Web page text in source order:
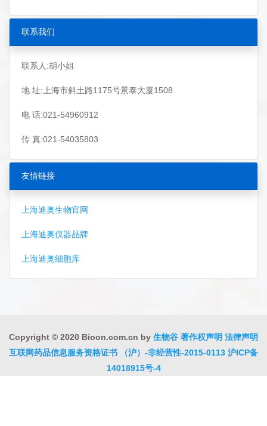
联系我们
联系人:胡小姐
地 址:上海市斜土路1175号景泰大厦1508
电 话:021-54960912
传 真:021-54035803
友情链接
上海迪奥生物官网
上海迪奥仪器品牌
上海迪奥细胞库
Copyright © 2020 Bioon.com.cn by 生物谷 著作权声明 法律声明
互联网药品信息服务资格证书 （沪）-非经营性-2015-0113 沪ICP备
14018915号-4